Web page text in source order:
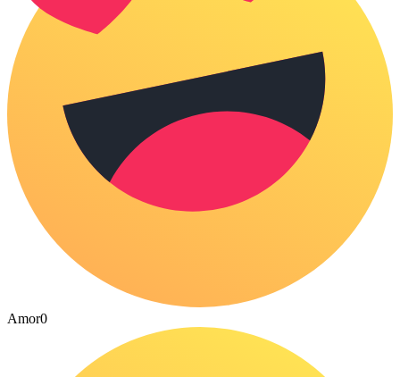
Amor0